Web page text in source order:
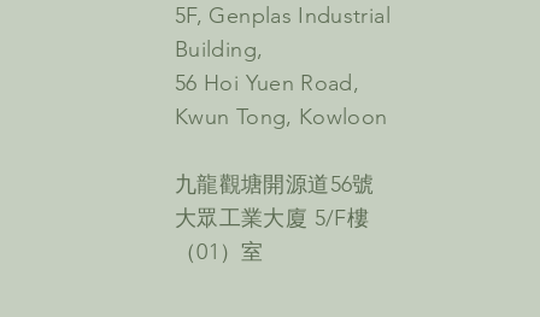
5F, Genplas Industrial
Building,
56 Hoi Yuen Road,
Kwun Tong, Kowloon
九龍觀塘開源道56號
大眾工業大廈 5/F樓
（01）室